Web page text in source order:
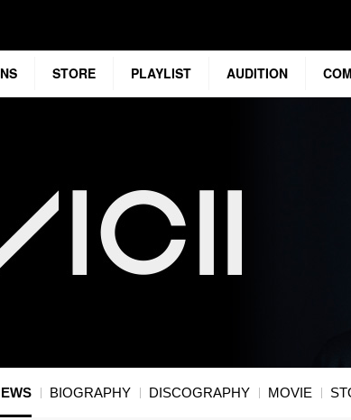
STORE PLAYLIST AUDITION
BIOGRAPHY DISCOGRAPHY MOVIE